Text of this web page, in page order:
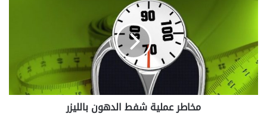
عملية
بالليزر
مخاطر عملية شفط الدهون بالليزر